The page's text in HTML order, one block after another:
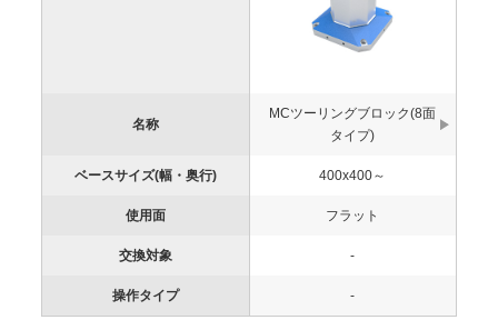
名称
MCツーリングブロック(8面
タイプ)
ベースサイズ(幅・奥行) 400x400～
使用面 フラット
交換対象 -
操作タイプ -